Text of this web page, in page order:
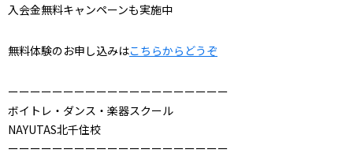
入会金無料キャンペーンも実施中
無料体験のお申し込みはこちらからどうぞ
ーーーーーーーーーーーーーーーーーーーー
ボイトレ・ダンス・楽器スクール
NAYUTAS北千住校
ーーーーーーーーーーーーーーーーーーーー